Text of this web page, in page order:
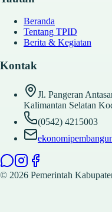
Beranda
Tentang TPID
Berita & Kegiatan
Kontak
Jl. Pangeran
Kalimantan Selatan
(0542) 4215003
© 2026 Pemerintah